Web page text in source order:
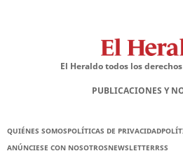
El Heraldo todos los
PUBLICACIONES Y
QUIÉNES SOMOSPOLÍTICAS DE PRIVACIDAD
ANÚNCIESE CON NOSOTROSNEWSLETTERRSS